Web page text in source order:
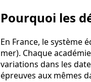
Pourquoi les
En France, le système
mer). Chaque
variations dans les
épreuves aux mêmes